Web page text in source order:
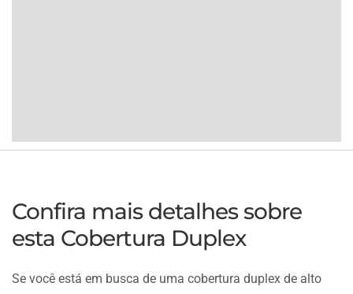
Confira mais detalhes sobre
esta Cobertura Duplex
Se você está em busca de uma cobertura duplex de alto